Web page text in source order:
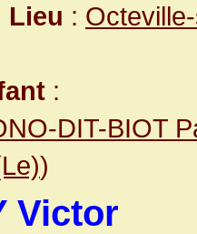
Lieu :
:
DIT-BIOT
)
Victor